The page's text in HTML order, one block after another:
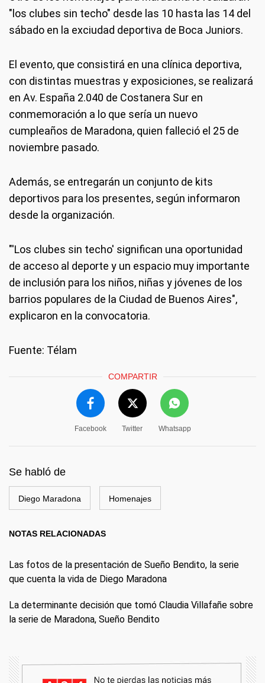
"los clubes sin techo" desde las 10 hasta las 14 del
sábado en la exciudad deportiva de Boca Juniors.
El evento, que consistirá en una clínica deportiva,
con distintas muestras y exposiciones, se realizará
en Av. España 2.040 de Costanera Sur en
conmemoración a lo que sería un nuevo
cumpleaños de Maradona, quien falleció el 25 de
noviembre pasado.
Además, se entregarán un conjunto de kits
deportivos para los presentes, según informaron
desde la organización.
"'Los clubes sin techo' significan una oportunidad
de acceso al deporte y un espacio muy importante
de inclusión para los niños, niñas y jóvenes de los
barrios populares de la Ciudad de Buenos Aires",
explicaron en la convocatoria.
Fuente: Télam
COMPARTIR
Facebook Twitter Whatsapp
Se habló de
Diego Maradona Homenajes
NOTAS RELACIONADAS
Las fotos de la presentación de Sueño Bendito, la serie
que cuenta la vida de Diego Maradona
La determinante decisión que tomó Claudia Villafañe sobre
la serie de Maradona, Sueño Bendito